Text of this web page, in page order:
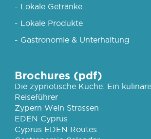
- Lokale Getränke
- Lokale Produkte
- Gastronomie & Unterhaltung
Brochures (pdf)
Die zypriotische Küche: Ein
Reiseführer
Zypern Wein Strassen
EDEN Cyprus
Cyprus EDEN Routes